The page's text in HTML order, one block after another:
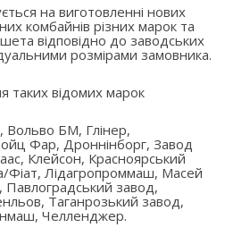
на виготовленні нових
комбайнів різних марок та
відповідно до заводських
розмірами замовника.
таких відомих марок
Вольво БМ, Глінер,
Фар, Дроннінборг, Завод
Клейсон, Красноярський
Лідагропроммаш, Масей
завод,
Таганрозький завод,
Челленджер.